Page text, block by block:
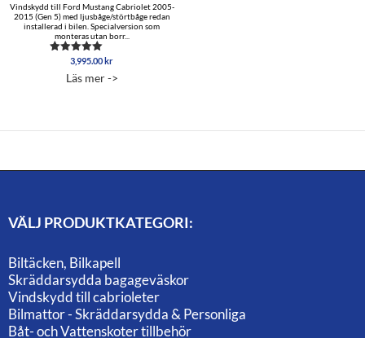
Vindskydd till Ford Mustang Cabriolet 2005-
2015 (Gen 5) med ljusbåge/störtbåge redan
installerad i bilen. Specialversion som
monteras utan borr...
Betygsatt
av 5
3,995.00kr
Läs mer ->
VÄLJ PRODUKTKATEGORI:
Biltäcken, Bilkapell
Skräddarsydda bagageväskor
Vindskydd till cabrioleter
Bilmattor - Skräddarsydda & Personliga
Båt- och Vattenskoter tillbehör